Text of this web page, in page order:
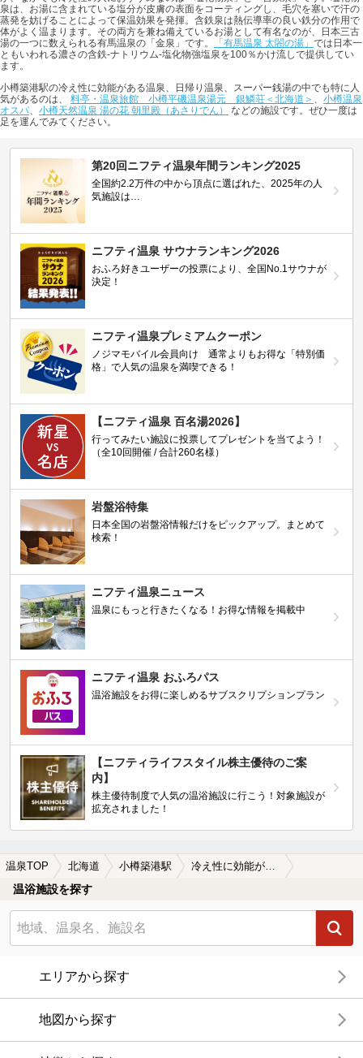
泉は、お湯に含まれている塩分が皮膚の表面をコーティングし、毛穴を塞いで汗の
蒸発を妨げることによって保温効果を発揮。含鉄泉は熱伝導率の良い鉄分の作用で
体がよく温まります。その両方を兼ね備えているお湯として有名なのが、日本三古
湯の一つに数えられる有馬温泉の「金泉」です。
「有馬温泉 太閤の湯」 では日本一
ともいわれる濃さの含鉄-ナトリウム-塩化物強塩泉を100％かけ流しで提供してい
ます。
小樽築港駅の冷え性に効能がある温泉、日帰り温泉、スーパー銭湯の中でも特に人
気があるのは、 料亭・温泉旅館 小樽平磯温泉湯元 銀鱗荘＜北海道＞
小樽温泉
オスパ
小樽天然温泉 湯の花 朝里殿（あさりでん）
などの施設です。ぜひ一度は
足を運んでみてください。
第20回ニフティ温泉年間ランキング2025
全国約2.2万件の中から頂点に選ばれた、2025年の人
気施設は…
ニフティ温泉 サウナランキング2026
おふろ好きユーザーの投票により、全国No.1サウナが
決定！
ニフティ温泉プレミアムクーポン
ノジマモバイル会員向け 通常よりもお得な「特別価
格」で人気の温泉を満喫できる！
【ニフティ温泉 百名湯2026】
行ってみたい施設に投票してプレゼントを当てよう！
（全10回開催 / 合計260名様）
岩盤浴特集
日本全国の岩盤浴情報だけをピックアップ。まとめて
検索！
ニフティ温泉ニュース
温泉にもっと行きたくなる！お得な情報を掲載中
ニフティ温泉 おふろパス
温浴施設をお得に楽しめるサブスクリプションプラン
【ニフティライフスタイル株主優待のご案
内】
株主優待制度で人気の温浴施設に行こう！対象施設が
拡充されました！
温泉TOP 北海道 小樽築港駅
温浴施設を探す
エリアから探す
地図から探す